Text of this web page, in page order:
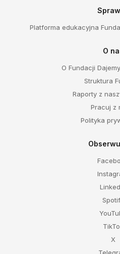
Platforma edukacyjna
O
O Fundacji
Struktura
Raporty z
Pracuj z
Polityka
X